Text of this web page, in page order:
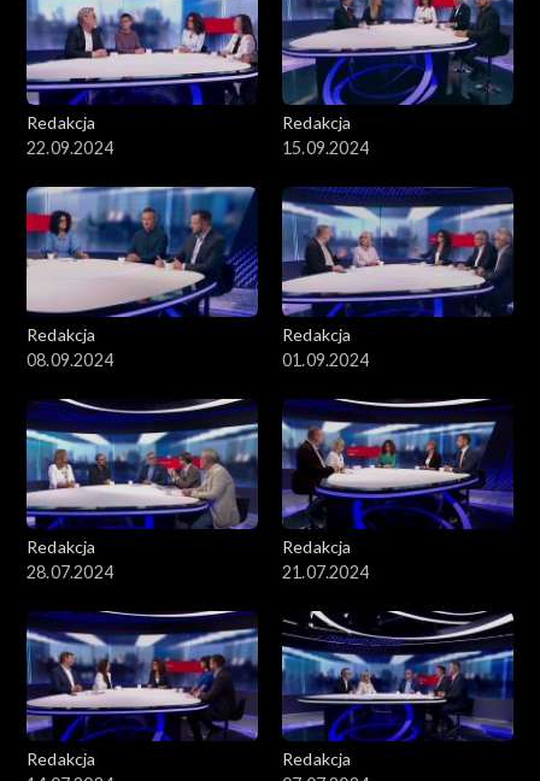
Redakcja
22.09.2024
Redakcja
15.09.2024
Redakcja
08.09.2024
Redakcja
01.09.2024
Redakcja
28.07.2024
Redakcja
21.07.2024
Redakcja
Redakcja